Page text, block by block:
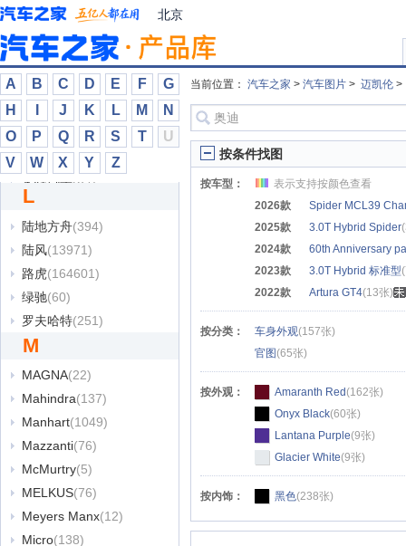
北京
A B C D E F
G
H
J K L M
N
O
P Q R S T
U
V
W X Y Z
铃木(46621)
菱势汽车(1997)
零跑汽车(72436)
领汇
(2520)
领克
(86869)
领途汽车
(1801)
领志(106)
龙程汽车(84)
珑致
陆地方舟(394)
陆风(13971)
路虎(164601)
绿驰(60)
罗夫哈特(251)
M
MAGNA(22)
Mahindra(137)
Manhart(1049)
Mazzanti(76)
McMurtry(5)
MELKUS(76)
Meyers Manx(12)
Micro(138)
L
当前位置： 汽车之家 > 汽车图片 > 迈凯伦
按条件找图
按车型：
表示支持按颜色查看
2026款
Spider MCL39
2025款
3.0T Hybrid Spider
2024款
60th Anniversary
2023款
3.0T Hybrid 标准型
2022款
Artura GT4(13张)
按分类： 车身外观(157张)
官图(65张)
按外观： Amaranth Red(162张)
Onyx Black(60张)
Lantana Purple(9张)
Glacier White(9张)
按内饰： 黑色(238张)